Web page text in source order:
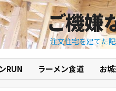
ご機嫌
注文住宅を建てた
RUN ラーメン食道 お